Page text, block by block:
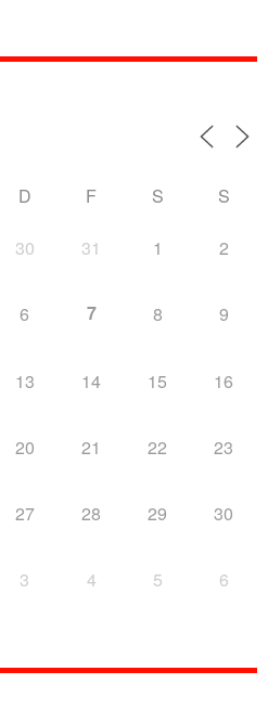
D F S S
30 31 1 2
6 7 8 9
13 14 15 16
20 21 22 23
27 28 29 30
3 4 5 6